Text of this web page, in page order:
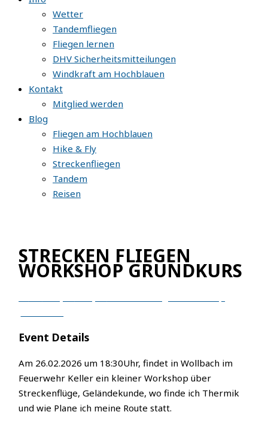
Wetter
Tandemfliegen
Fliegen lernen
DHV Sicherheitsmitteilungen
Windkraft am Hochblauen
Kontakt
Mitglied werden
Blog
Fliegen am Hochblauen
Hike & Fly
Streckenfliegen
Tandem
Reisen
STRECKEN FLIEGEN
WORKSHOP GRUNDKURS
Event Details
Am 26.02.2026 um 18:30Uhr, findet in Wollbach im
Feuerwehr Keller ein kleiner Workshop über
Streckenflüge, Geländekunde, wo finde ich Thermik
und wie Plane ich meine Route statt.